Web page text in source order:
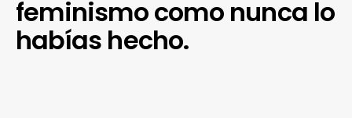
feminismo como nunca lo
habías hecho.